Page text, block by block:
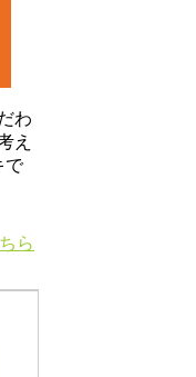
わ
え
で
ら